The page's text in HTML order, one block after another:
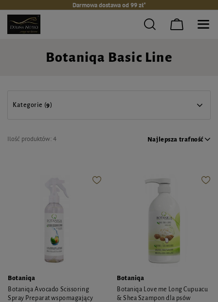
Darmowa dostawa od 99 zł*
Botaniqa Basic Line
Kategorie (9)
Ilość produktów:4 Najlepsza trafność
Botaniqa
Botaniqa Avocado Scissoring
Spray Preparat wspomagający
Botaniqa
Botaniqa Love me Long Cupuacu
& Shea Szampon dla psów